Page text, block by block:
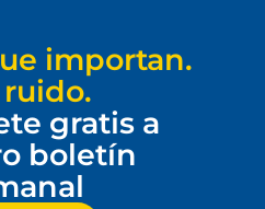
importan.
gratis a
boletín